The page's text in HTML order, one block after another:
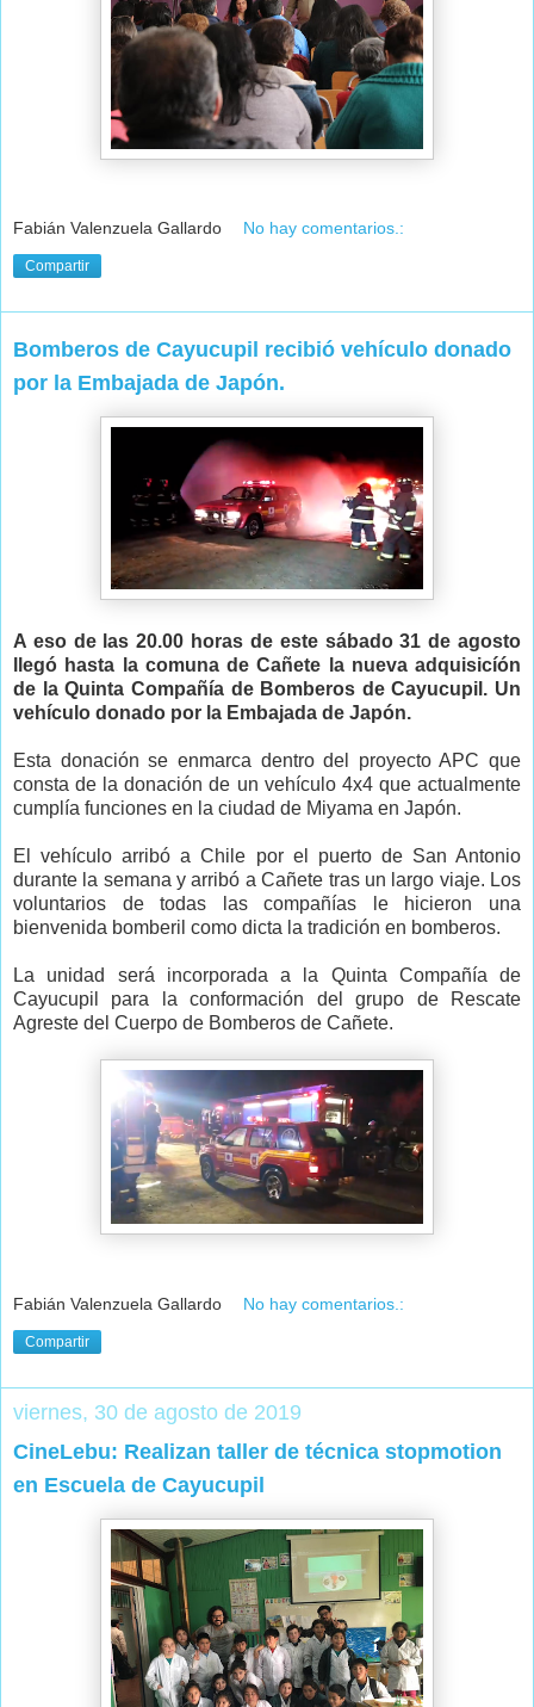
Fabián Valenzuela Gallardo No hay comentarios.:
Compartir
Bomberos de Cayucupil recibió vehículo donado
por la Embajada de Japón.
A eso de las 20.00 horas de este sábado 31 de agosto
llegó hasta la comuna de Cañete la nueva adquisicíón
de la Quinta Compañía de Bomberos de Cayucupil. Un
vehículo donado por la Embajada de Japón.
Esta donación se enmarca dentro del proyecto APC que
consta de la donación de un vehículo 4x4 que actualmente
cumplía funciones en la ciudad de Miyama en Japón.
El vehículo arribó a Chile por el puerto de San Antonio
durante la semana y arribó a Cañete tras un largo viaje. Los
voluntarios de todas las compañías le hicieron una
bienvenida bomberil como dicta la tradición en bomberos.
La unidad será incorporada a la Quinta Compañía de
Cayucupil para la conformación del grupo de Rescate
Agreste del Cuerpo de Bomberos de Cañete.
Fabián Valenzuela Gallardo No hay comentarios.:
Compartir
viernes, 30 de agosto de 2019
CineLebu: Realizan taller de técnica stopmotion
en Escuela de Cayucupil